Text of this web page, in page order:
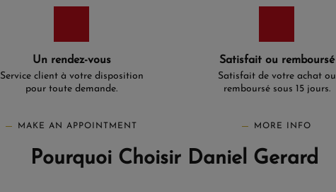
Un rendez-vous
Service client à votre disposition
pour toute demande.
MAKE AN APPOINTMENT
Satisfait ou remboursé
Satisfait de votre achat ou
remboursé sous 15 jours.
MORE INFO
Pourquoi Choisir Daniel Gerard